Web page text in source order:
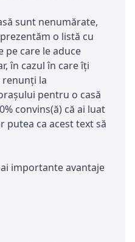
sunt nenumărate,
o listă cu
pe care le aduce
în cazul în care îți
renunți la
pentru o casă
convins(ă) că ai luat
putea ca acest text să
importante avantaje